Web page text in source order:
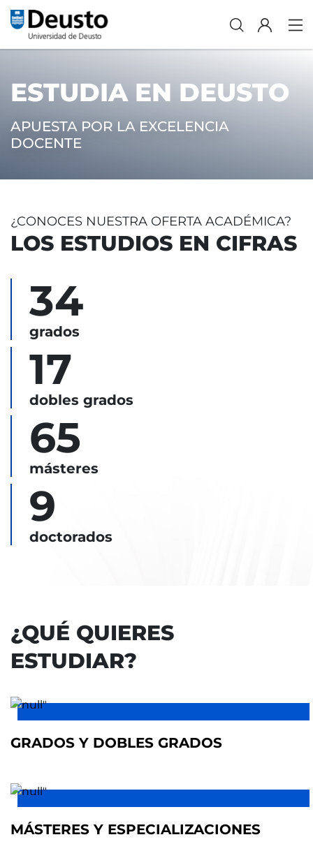
ESTUDIA EN DEUSTO
APUESTA POR LA EXCELENCIA
DOCENTE
¿CONOCES NUESTRA OFERTA ACADÉMICA?
LOS ESTUDIOS EN CIFRAS
34
grados
17
dobles grados
65
másteres
9
doctorados
¿QUÉ QUIERES
ESTUDIAR?
GRADOS Y DOBLES GRADOS
MÁSTERES Y ESPECIALIZACIONES